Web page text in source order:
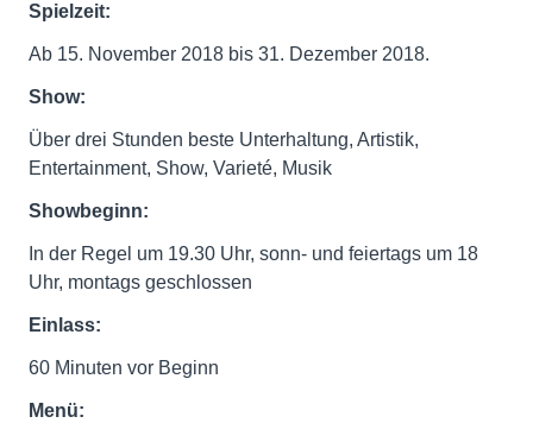
Spielzeit:
Ab 15. November 2018 bis 31. Dezember 2018.
Show:
Über drei Stunden beste Unterhaltung, Artistik,
Entertainment, Show, Varieté, Musik
Showbeginn:
In der Regel um 19.30 Uhr, sonn- und feiertags um 18
Uhr, montags geschlossen
Einlass:
60 Minuten vor Beginn
Menü: